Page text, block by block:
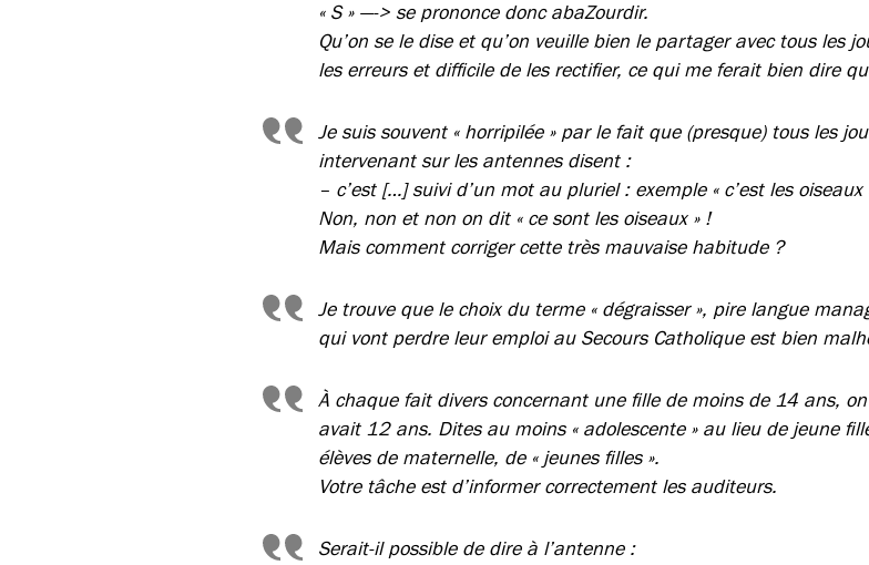
« S » —-> se prononce donc abaZourdir.
Qu’on se le dise et qu’on veuille bien le partager avec tous les
les erreurs et difficile de les rectifier, ce qui me ferait bien dire
Je suis souvent « horripilée » par le fait que (presque) tous les
intervenant sur les antennes disent :
– c’est […] suivi d’un mot au pluriel : exemple « c’est les oiseaux
Non, non et non on dit « ce sont les oiseaux » !
Mais comment corriger cette très mauvaise habitude ?
Je trouve que le choix du terme « dégraisser », pire langue
qui vont perdre leur emploi au Secours Catholique est bien
À chaque fait divers concernant une fille de moins de 14 ans,
avait 12 ans. Dites au moins « adolescente » au lieu de jeune
élèves de maternelle, de « jeunes filles ».
Votre tâche est d’informer correctement les auditeurs.
Serait-il possible de dire à l’antenne :